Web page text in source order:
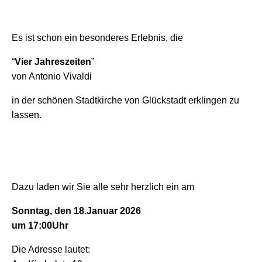
Es ist schon ein besonderes Erlebnis, die
“Vier Jahreszeiten”
von Antonio Vivaldi
in der schönen Stadtkirche von Glückstadt erklingen zu
lassen.
Dazu laden wir Sie alle sehr herzlich ein am
Sonntag, den 18.Januar 2026
um 17:00Uhr
Die Adresse lautet: